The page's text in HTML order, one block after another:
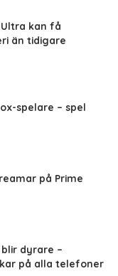
Ultra kan få
än tidigare
spelare – spel
på Prime
blir dyrare –
på alla telefoner